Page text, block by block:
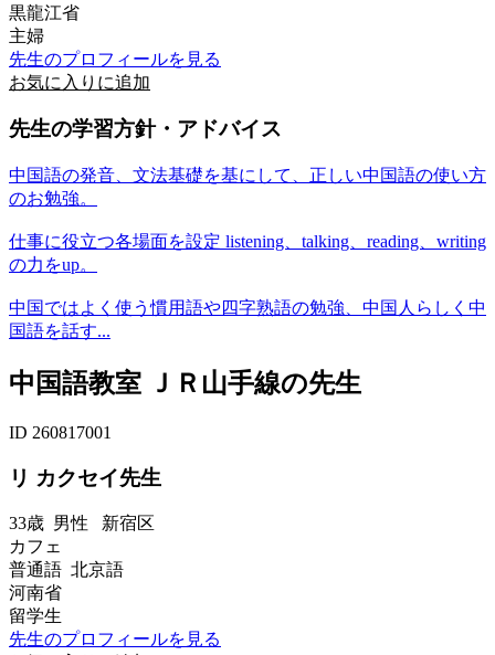
黒龍江省
主婦
先生のプロフィールを見る
お気に入りに追加
先生の学習方針・アドバイス
中国語の発音、文法基礎を基にして、正しい中国語の使い方
のお勉強。
仕事に役立つ各場面を設定 listening、talking、reading、writing
の力をup。
中国ではよく使う慣用語や四字熟語の勉強、中国人らしく中
国語を話す...
中国語教室 ＪＲ山手線の先生
ID 260817001
リ カクセイ先生
33歳 男性 新宿区
カフェ
普通語 北京語
河南省
留学生
先生のプロフィールを見る